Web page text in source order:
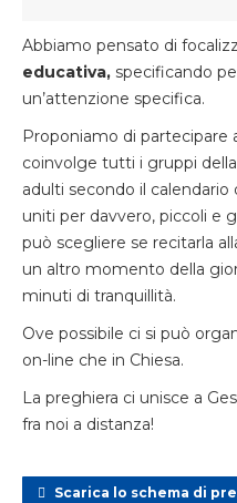
Abbiamo pensato di
educativa, specificando
un’attenzione specifica.
Proponiamo di partecipare
coinvolge tutti i gruppi
adulti secondo il
uniti per davvero, piccoli e
può scegliere se recitarla
un altro momento della
minuti di tranquillità.
Ove possibile ci si può
on-line che in Chiesa.
La preghiera ci unisce a
fra noi a distanza!
Scarica lo schema di